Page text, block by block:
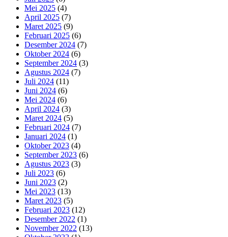
Mei 2025 (4)
April 2025 (7)
Maret 2025 (9)
Februari 2025 (6)
Desember 2024 (7)
Oktober 2024 (6)
September 2024 (3)
Agustus 2024 (7)
Juli 2024 (11)
Juni 2024 (6)
Mei 2024 (6)
April 2024 (3)
Maret 2024 (5)
Februari 2024 (7)
Januari 2024 (1)
Oktober 2023 (4)
September 2023 (6)
Agustus 2023 (3)
Juli 2023 (6)
Juni 2023 (2)
Mei 2023 (13)
Maret 2023 (5)
Februari 2023 (12)
Desember 2022 (1)
November 2022 (13)